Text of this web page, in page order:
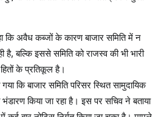
कि अवैध कब्जों के कारण बाजार समिति में न
है, बल्कि इससे समिति को राजस्व की भी भारी
हितों के प्रतिकूल है।
गया कि बाजार समिति परिसर स्थित सामुदायिक
किया जा रहा है। इस पर सचिव ने बताया